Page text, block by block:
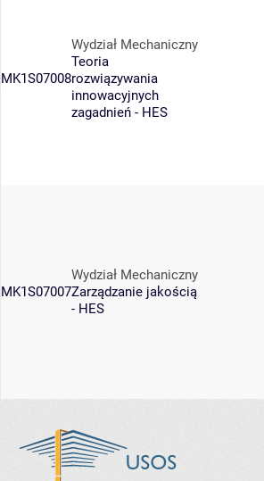
MK1S07008
Wydział Mechaniczny
Teoria
rozwiązywania
innowacyjnych
zagadnień - HES
MK1S07007
Wydział Mechaniczny
Zarządzanie jakością
- HES